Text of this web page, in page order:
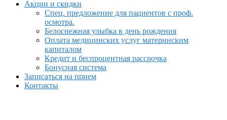
Акции и скидки
Спец. предложение для пациентов с проф.
осмотра.
Белоснежная улыбка в день рождения
Оплата медицинских услуг материнским
капиталом
Кредит и беспроцентная рассрочка
Бонусная система
Записаться на прием
Контакты